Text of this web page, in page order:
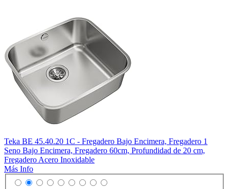
Teka BE 45.40.20 1C - Fregadero Bajo Encimera, Fregadero 1
Seno Bajo Encimera, Fregadero 60cm, Profundidad de 20 cm,
Fregadero Acero Inoxidable
Más Info